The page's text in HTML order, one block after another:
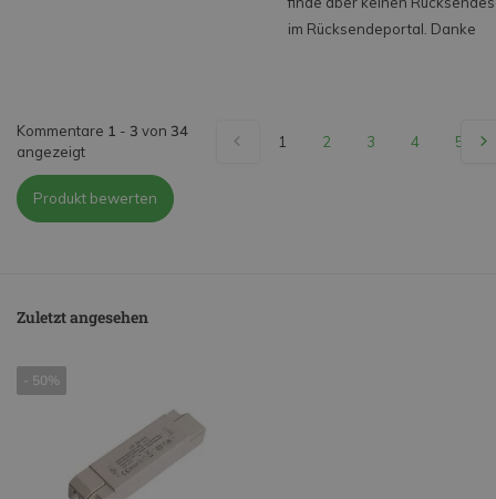
im Rücksendeportal. Danke
Kommentare 1 - 3 von 34
angezeigt
1 2 3 4 5
Produkt bewerten
Zuletzt angesehen
- 50%